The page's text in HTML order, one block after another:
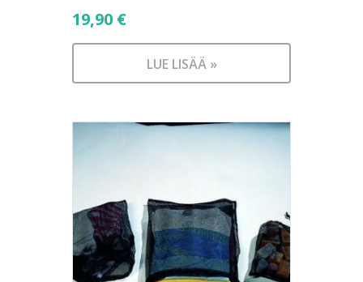
19,90 €
LUE LISÄÄ »